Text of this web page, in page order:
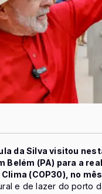
da Silva visitou
Belém (PA) para a
(COP30), no
e de lazer do porto